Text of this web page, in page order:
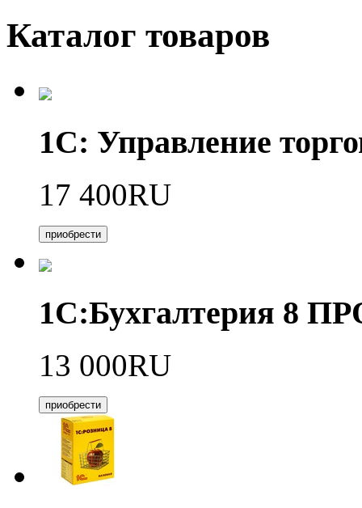
Каталог товаров
1С: Управление
17 400RU
приобрести
1С:Бухгалтерия 8
13 000RU
приобрести